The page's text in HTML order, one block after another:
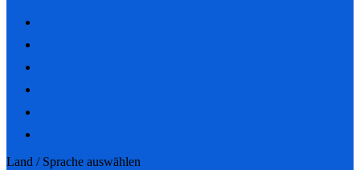
Land / Sprache auswählen